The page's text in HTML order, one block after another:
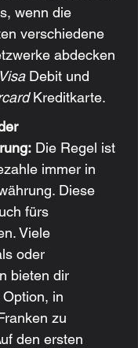
wenn die
verschiedene
abdecken
Visa Debit und
Kreditkarte.
Die Regel ist
immer in
Diese
fürs
Viele
oder
bieten dir
in
zu
den ersten